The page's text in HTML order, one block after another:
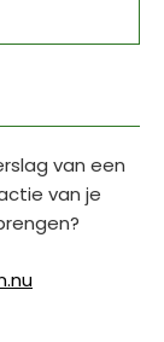
van een
van je